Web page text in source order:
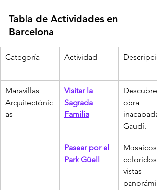
Tabla de Actividades en
Barcelona
Categoría Actividad
Maravillas
Arquitectónic
as
Visitar la
Sagrada
Familia
Descubre
obra
Gaudí.
Pasear por el
Park Güell
Mosaicos
coloridos
vistas